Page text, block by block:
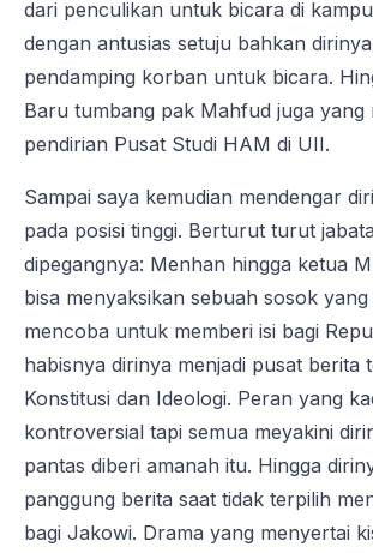
dari penculikan untuk bicara di
dengan antusias setuju bahkan
pendamping korban untuk bicara.
Baru tumbang pak Mahfud juga yang
pendirian Pusat Studi HAM di UII.
Sampai saya kemudian mendengar
pada posisi tinggi. Berturut turut
dipegangnya: Menhan hingga ketua
bisa menyaksikan sebuah sosok
mencoba untuk memberi isi bagi
habisnya dirinya menjadi pusat berita
Konstitusi dan Ideologi. Peran yang
kontroversial tapi semua meyakini
pantas diberi amanah itu. Hingga
panggung berita saat tidak terpilih
bagi Jakowi. Drama yang menyertai